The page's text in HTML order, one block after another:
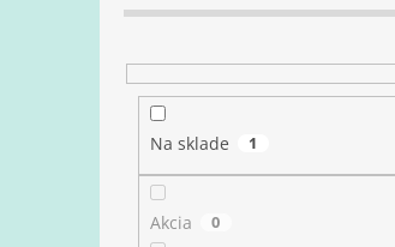
Na sklade 1
Akcia 0